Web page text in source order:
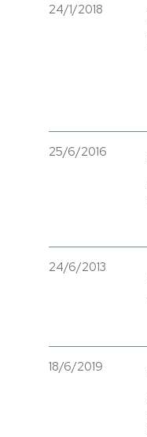
24/1/2018
25/6/2016
24/6/2013
18/6/2019